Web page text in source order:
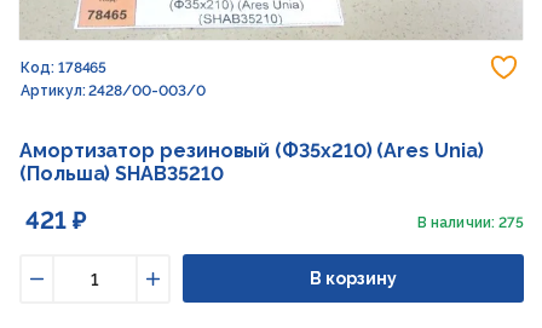
Код: 178465
Артикул: 2428/00-003/0
Амортизатор резиновый (Ф35х210) (Ares Unia)
(Польша) SHAB35210
421 ₽ В наличии: 275
Увеличить
В корзину